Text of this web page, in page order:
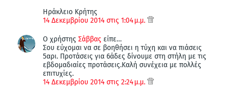
Ηράκλειο Κρήτης
14 Δεκεμβρίου 2014 στις 1:04 μ.μ.
Ο χρήστης Σάββας είπε…
Σου εύχομαι να σε βοηθήσει η τύχη και να πιάσεις
5αρι. Προτάσεις για 6άδες δίνουμε στη στήλη με τις
εβδομαδιαίες προτάσεις.Καλή συνέχεια με πολλές
επιτυχίες.
14 Δεκεμβρίου 2014 στις 2:24 μ.μ.